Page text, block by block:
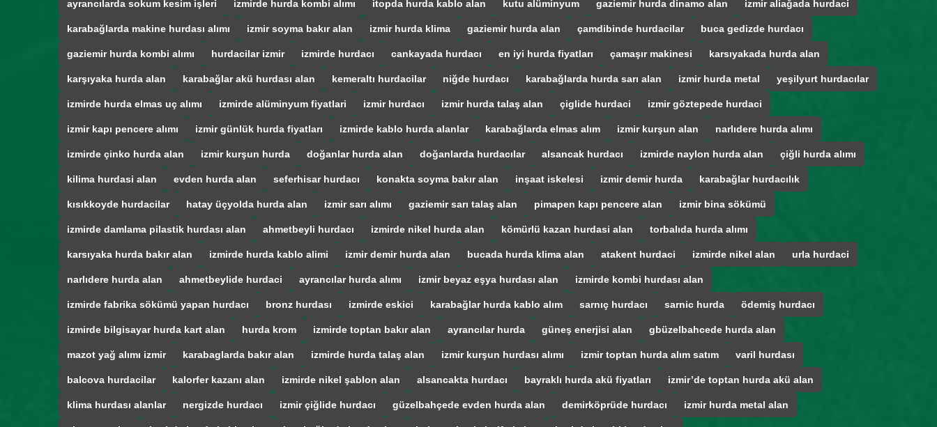
ayrancılarda sokum kesim işleri izmirde hurda kombi alımı itopda hurda kablo alan kutu alüminyum gaziemir hurda dinamo alan izmir aliağada hurdaci
karabağlarda makine hurdası alımı izmir soyma bakır alan izmir hurda klima gaziemir hurda alan çamdibinde hurdacilar buca gedizde hurdacı
gaziemir hurda kombi alımı hurdacilar izmir izmirde hurdacı cankayada hurdacı en iyi hurda fiyatları çamaşır makinesi karsıyakada hurda alan
karşıyaka hurda alan karabağlar akü hurdası alan kemeraltı hurdacilar niğde hurdacı karabağlarda hurda sarı alan izmir hurda metal yeşilyurt hurdacılar
izmirde hurda elmas uç alımı izmirde alüminyum fiyatlari izmir hurdacı izmir hurda talaş alan çiglide hurdaci izmir göztepede hurdaci
izmir kapı pencere alımı izmir günlük hurda fiyatları izmirde kablo hurda alanlar karabağlarda elmas alım izmir kurşun alan narlıdere hurda alımı
izmirde çinko hurda alan izmir kurşun hurda doğanlar hurda alan doğanlarda hurdacılar alsancak hurdacı izmirde naylon hurda alan çiğli hurda alımı
kilima hurdasi alan evden hurda alan seferhisar hurdacı konakta soyma bakır alan inşaat iskelesi izmir demir hurda karabağlar hurdacılık
kısıkkoyde hurdacilar hatay üçyolda hurda alan izmir sarı alımı gaziemir sarı talaş alan pimapen kapı pencere alan izmir bina sökümü
izmirde damlama pilastik hurdası alan ahmetbeyli hurdacı izmirde nikel hurda alan kömürlü kazan hurdasi alan torbalıda hurda alımı
karsıyaka hurda bakır alan izmirde hurda kablo alimi izmir demir hurda alan bucada hurda klima alan atakent hurdaci izmirde nikel alan urla hurdaci
narlıdere hurda alan ahmetbeylide hurdaci ayrancılar hurda alımı izmir beyaz eşya hurdası alan izmirde kombi hurdası alan
izmirde fabrika sökümü yapan hurdacı bronz hurdası izmirde eskici karabağlar hurda kablo alım sarnıç hurdacı sarnic hurda ödemiş hurdacı
izmirde bilgisayar hurda kart alan hurda krom izmirde toptan bakır alan ayrancılar hurda güneş enerjisi alan gbüzelbahcede hurda alan
mazot yağ alımı izmir karabaglarda bakır alan izmirde hurda talaş alan izmir kurşun hurdası alımı izmir toptan hurda alım satım varil hurdası
balcova hurdacilar kalorfer kazanı alan izmirde nikel şablon alan alsancakta hurdacı bayraklı hurda akü fiyatları izmir’de toptan hurda akü alan
klima hurdası alanlar nergizde hurdacı izmir çiğlide hurdacı güzelbahçede evden hurda alan demirköprüde hurdacı izmir hurda metal alan